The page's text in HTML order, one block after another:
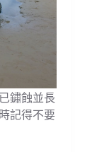
鏽蝕並長
記得不要